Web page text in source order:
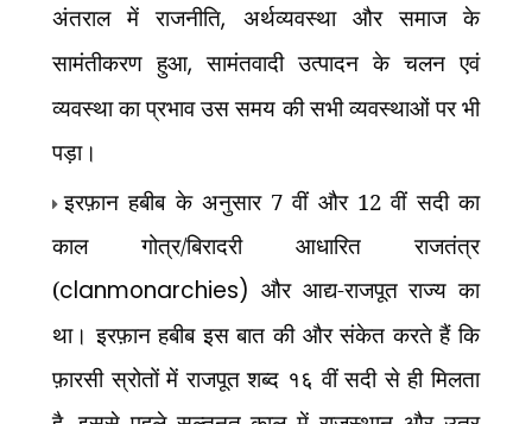
अंतराल में राजनीति, अर्थव्यवस्था और समाज के
सामंतीकरण हुआ,सामंतवादी उत्पादन के चलन एवं
व्यवस्था का प्रभाव उस समय की सभी व्यवस्थाओं पर भी
पड़ा।
इरफ़ान हबीब के अनुसार 7 वीं और 12 वीं सदी का
काल गोत्र/बिरादरी आधारित राजतंत्र
(clanmonarchies) और आद्य-राजपूत राज्य का
था। इरफ़ान हबीब इस बात की और संकेत करते हैं कि
फ़ारसी स्रोतों में राजपूत शब्द १६ वीं सदी से ही मिलता